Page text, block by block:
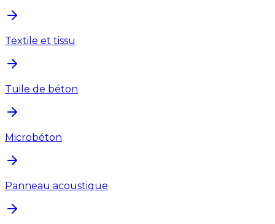
Textile et tissu
Tuile de béton
Microbéton
Panneau acoustique